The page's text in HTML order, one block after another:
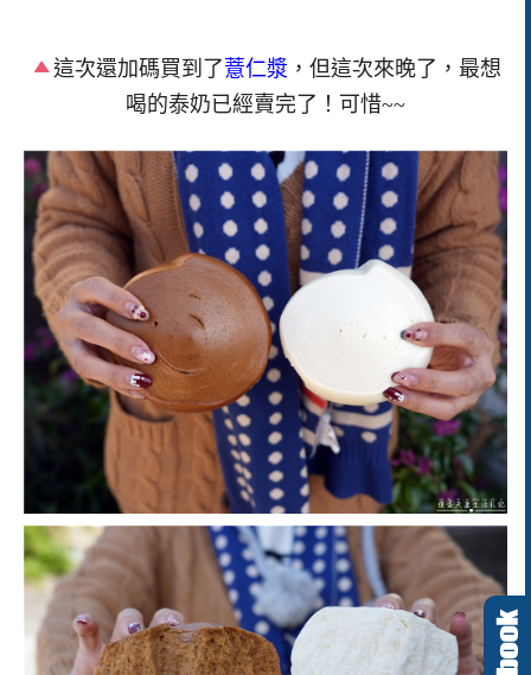
這次還加碼買到了薏仁漿 ，但這次來晚了，最想
喝的泰奶已經賣完了！可惜~~